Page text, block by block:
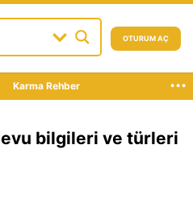
OTURUM AÇ
Karma Rehber ...
bilgileri ve türleri